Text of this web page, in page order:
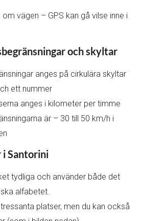
vägen – GPS kan gå vilse inne i
och skyltar
anges på cirkulära skyltar
ett nummer
anges i kilometer per timme
är – 30 till 50 km/h i
i Santorini
tydliga och använder både det
alfabetet.
platser, men du kan också